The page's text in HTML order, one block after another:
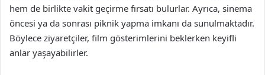
hem de birlikte vakit geçirme fırsatı bulurlar. Ayrıca, sinema
öncesi ya da sonrası piknik yapma imkanı da sunulmaktadır.
Böylece ziyaretçiler, film gösterimlerini beklerken keyifli
anlar yaşayabilirler.